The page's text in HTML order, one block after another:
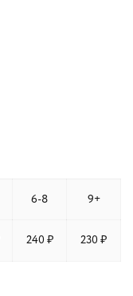
6-8 9+
240 ₽ 230 ₽